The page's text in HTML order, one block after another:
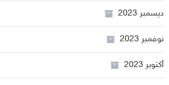
ديسمبر 2023
نوفمبر 2023
أكتوبر 2023